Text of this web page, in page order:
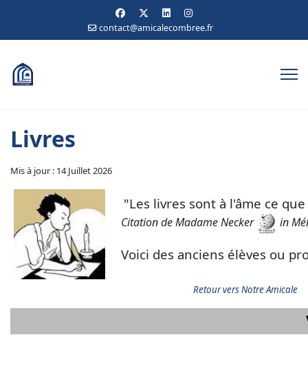
contact@amicalecombree.fr
Livres
Mis à jour : 14 Juillet 2026
Les livres sont à l'âme ce
Citation de Madame Necker in
Voici des anciens élèves ou
Retour vers Notre Amicale